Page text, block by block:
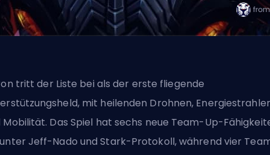
tritt der Liste bei als der erste fliegende
mit heilenden Drohnen,
Mobilität. Das Spiel hat sechs neue Team-Up-
Jeff-Nado und Stark-Protokoll, während vier